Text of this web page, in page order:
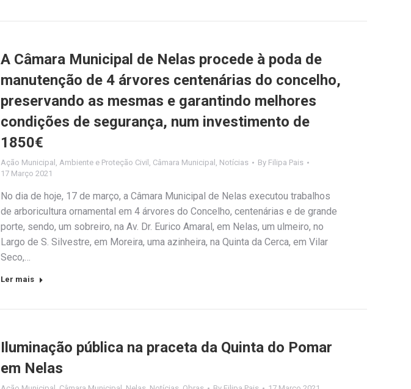
A Câmara Municipal de Nelas procede à poda de
manutenção de 4 árvores centenárias do concelho,
preservando as mesmas e garantindo melhores
condições de segurança, num investimento de
1850€
Ação Municipal Ambiente e Proteção Civil Câmara Municipal Notícias By Filipa Pais
17 Março 2021
No dia de hoje, 17 de março, a Câmara Municipal de Nelas executou trabalhos
de arboricultura ornamental em 4 árvores do Concelho, centenárias e de grande
porte, sendo, um sobreiro, na Av. Dr. Eurico Amaral, em Nelas, um ulmeiro, no
Largo de S. Silvestre, em Moreira, uma azinheira, na Quinta da Cerca, em Vilar
Seco,…
Ler mais
Iluminação pública na praceta da Quinta do Pomar
em Nelas